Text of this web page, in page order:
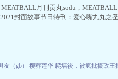
月刊贡丸sodu，
封面故事节日特刊：爱心嘴丸丸之
友（gb） 樱葬莲华 爬墙後，被疯批摄政王